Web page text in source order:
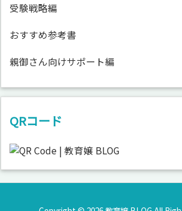
受験戦略編
おすすめ参考書
親御さん向けサポート編
QRコード